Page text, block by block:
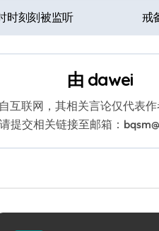
时刻刻被监听 戒
由 dawei
互联网，其相关言论仅代表
提交相关链接至邮箱：